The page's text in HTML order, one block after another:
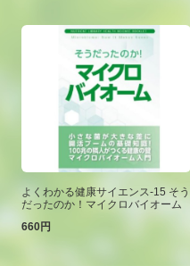
よくわかる健康サイエンス-15 そう
だったのか！マイクロバイオーム
660円